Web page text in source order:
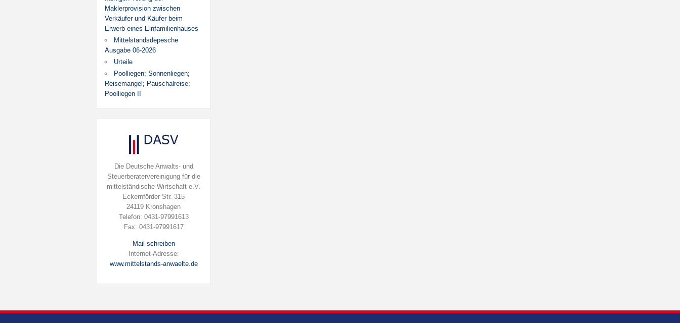
Maklerprovision zwischen
Verkäufer und Käufer beim
Erwerb eines Einfamilienhauses
Mittelstandsdepesche
Ausgabe 06-2026
Urteile
Poolliegen; Sonnenliegen;
Reisemangel; Pauschalreise;
Poolliegen II
Die Deutsche Anwalts- und
Steuerberatervereinigung für die
mittelständische Wirtschaft e.V.
Eckernförder Str. 315
24119 Kronshagen
Telefon: 0431-97991613
Fax: 0431-97991617
Mail schreiben
Internet-Adresse:
www.mittelstands-anwaelte.de